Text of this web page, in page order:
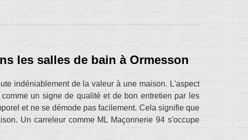
les salles de bain à Ormesson
indéniablement de la valeur à une maison. L'aspect
un signe de qualité et de bon entretien par les
et ne se démode pas facilement. Cela signifie que
Un carreleur comme ML Maçonnerie 94 s'occupe